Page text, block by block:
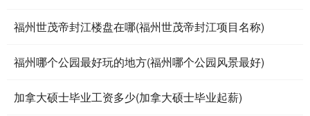
福州世茂帝封江楼盘在哪(福州世茂帝封江项目名称)
福州哪个公园最好玩的地方(福州哪个公园风景最好)
加拿大硕士毕业工资多少(加拿大硕士毕业起薪)